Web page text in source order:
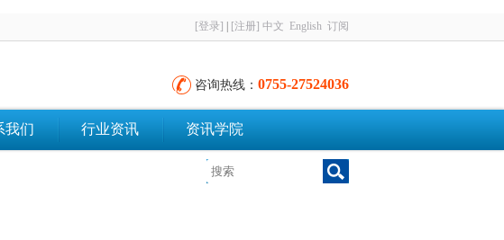
[登录] [注册] 中文 English 订阅
咨询热线： 0755-27524036
我们 行业资讯 资讯学院